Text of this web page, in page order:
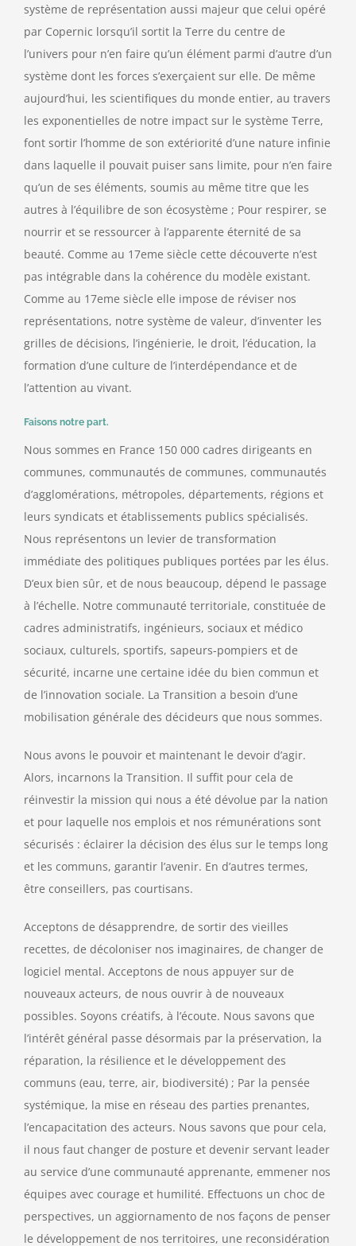
système de représentation aussi majeur que celui opéré
par Copernic lorsqu’il sortit la Terre du centre de
l’univers pour n’en faire qu’un élément parmi d’autre d’un
système dont les forces s’exerçaient sur elle. De même
aujourd’hui, les scientifiques du monde entier, au travers
les exponentielles de notre impact sur le système Terre,
font sortir l’homme de son extériorité d’une nature infinie
dans laquelle il pouvait puiser sans limite, pour n’en faire
qu’un de ses éléments, soumis au même titre que les
autres à l’équilibre de son écosystème ; Pour respirer, se
nourrir et se ressourcer à l’apparente éternité de sa
beauté. Comme au 17eme siècle cette découverte n’est
pas intégrable dans la cohérence du modèle existant.
Comme au 17eme siècle elle impose de réviser nos
représentations, notre système de valeur, d’inventer les
grilles de décisions, l’ingénierie, le droit, l’éducation, la
formation d’une culture de l’interdépendance et de
l’attention au vivant.
Faisons notre part.
Nous sommes en France 150 000 cadres dirigeants en
communes, communautés de communes, communautés
d’agglomérations, métropoles, départements, régions et
leurs syndicats et établissements publics spécialisés.
Nous représentons un levier de transformation
immédiate des politiques publiques portées par les élus.
D’eux bien sûr, et de nous beaucoup, dépend le passage
à l’échelle. Notre communauté territoriale, constituée de
cadres administratifs, ingénieurs, sociaux et médico
sociaux, culturels, sportifs, sapeurs-pompiers et de
sécurité, incarne une certaine idée du bien commun et
de l’innovation sociale. La Transition a besoin d’une
mobilisation générale des décideurs que nous sommes.
Nous avons le pouvoir et maintenant le devoir d’agir.
Alors, incarnons la Transition. Il suffit pour cela de
réinvestir la mission qui nous a été dévolue par la nation
et pour laquelle nos emplois et nos rémunérations sont
sécurisés : éclairer la décision des élus sur le temps long
et les communs, garantir l’avenir. En d’autres termes,
être conseillers, pas courtisans.
Acceptons de désapprendre, de sortir des vieilles
recettes, de décoloniser nos imaginaires, de changer de
logiciel mental. Acceptons de nous appuyer sur de
nouveaux acteurs, de nous ouvrir à de nouveaux
possibles. Soyons créatifs, à l’écoute. Nous savons que
l’intérêt général passe désormais par la préservation, la
réparation, la résilience et le développement des
communs (eau, terre, air, biodiversité) ; Par la pensée
systémique, la mise en réseau des parties prenantes,
l’encapacitation des acteurs. Nous savons que pour cela,
il nous faut changer de posture et devenir servant leader
au service d’une communauté apprenante, emmener nos
équipes avec courage et humilité. Effectuons un choc de
perspectives, un aggiornamento de nos façons de penser
le développement de nos territoires, une reconsidération